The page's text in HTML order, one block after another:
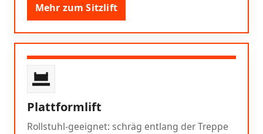
Mehr zum Sitzlift
Plattformlift
Rollstuhl-geeignet: schräg entlang der Treppe